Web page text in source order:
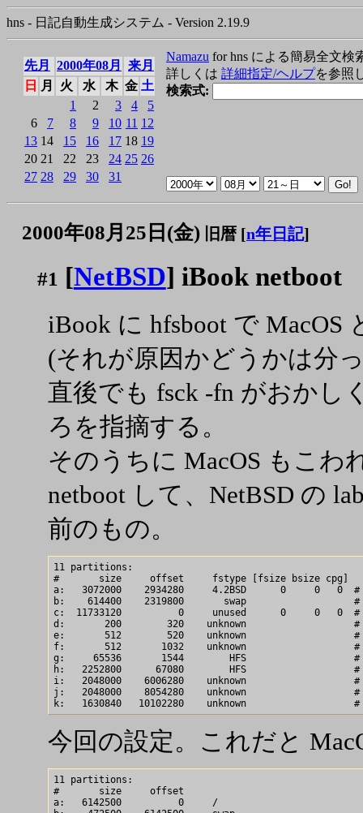
hns - 日記自動生成システム - Version 2.19.9
先月 2000年08月
来月
日
月 火 水 木 金 土
1
2 3 4
5
6
7 8 9 10 11 12
13 14 15 16 17 18 19
20 21 22 23 24 25 26
27 28 29 30 31
Namazu for hns による簡易全文検
詳しくは 詳細指定/ヘルプを参照
検索式:
2000年08月25日(金) 旧暦 [n年日記]
#1 [NetBSD] iBook netboot
iBook に hfsboot で
(それが原因かどうかは分
直後でも fsck -fn がおかし
ろを指摘する。
そのうちに MacOS もこわ
netboot して、NetBSD の
前のもの。
11 partitions:
#       size     offset     fstype [fsize bsize cpg]
a:   3072000    2934280     4.2BSD      0     0   0  #
b:    614400    2319800       swap                   #
c:  11733120          0     unused      0     0   0  #
d:       200        320    unknown
e:       512        520    unknown                   #
f:       512       1032    unknown                   #
g:     65536       1544        HFS
h:   2252800      67080        HFS                   #
i:   2048000    6006280    unknown                   #
j:   2048000    8054280    unknown                   #
今回の設定。これだと
11 partitions:
#       size     offset
a:   6142500          0     /